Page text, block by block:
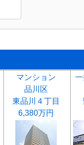
マンション
品川区
東品川４丁目
6,380万円